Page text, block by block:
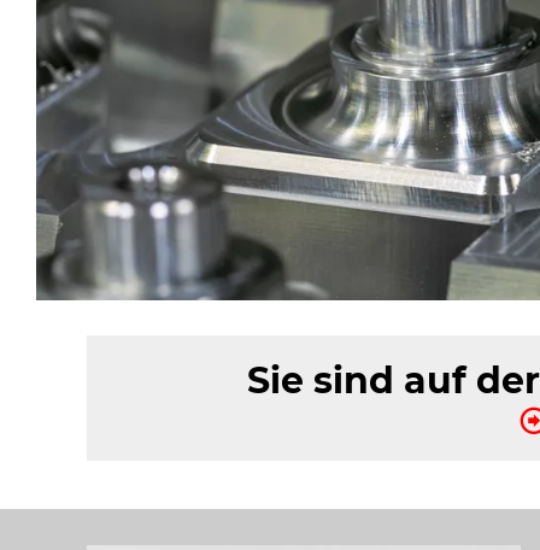
Sie sind auf